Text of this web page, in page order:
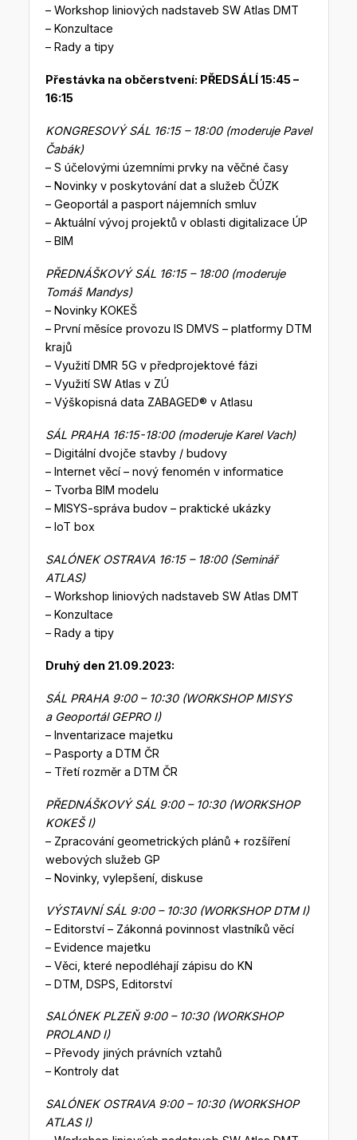
– Workshop liniových nadstaveb SW Atlas DMT
– Konzultace
– Rady a tipy
Přestávka na občerstvení: PŘEDSÁLÍ 15:45 –
16:15
KONGRESOVÝ SÁL 16:15 – 18:00 (moderuje Pavel
Čabák)
– S účelovými územními prvky na věčné časy
– Novinky v poskytování dat a služeb ČÚZK
– Geoportál a pasport nájemních smluv
– Aktuální vývoj projektů v oblasti digitalizace ÚP
– BIM
PŘEDNÁŠKOVÝ SÁL 16:15 – 18:00 (moderuje
Tomáš Mandys)
– Novinky KOKEŠ
– První měsíce provozu IS DMVS – platformy DTM
krajů
– Využití DMR 5G v předprojektové fázi
– Využití SW Atlas v ZÚ
– Výškopisná data ZABAGED® v Atlasu
SÁL PRAHA 16:15-18:00 (moderuje Karel Vach)
– Digitální dvojče stavby / budovy
– Internet věcí – nový fenomén v informatice
– Tvorba BIM modelu
– MISYS-správa budov – praktické ukázky
– IoT box
SALÓNEK OSTRAVA 16:15 – 18:00 (Seminář
ATLAS)
– Workshop liniových nadstaveb SW Atlas DMT
– Konzultace
– Rady a tipy
Druhý den 21.09.2023:
SÁL PRAHA 9:00 – 10:30 (WORKSHOP MISYS
a Geoportál GEPRO I)
– Inventarizace majetku
– Pasporty a DTM ČR
– Třetí rozměr a DTM ČR
PŘEDNÁŠKOVÝ SÁL 9:00 – 10:30 (WORKSHOP
KOKEŠ I)
– Zpracování geometrických plánů + rozšíření
webových služeb GP
– Novinky, vylepšení, diskuse
VÝSTAVNÍ SÁL 9:00 – 10:30 (WORKSHOP DTM I)
– Editorství – Zákonná povinnost vlastníků věcí
– Evidence majetku
– Věci, které nepodléhají zápisu do KN
– DTM, DSPS, Editorství
SALÓNEK PLZEŇ 9:00 – 10:30 (WORKSHOP
PROLAND I)
– Převody jiných právních vztahů
– Kontroly dat
SALÓNEK OSTRAVA 9:00 – 10:30 (WORKSHOP
ATLAS I)